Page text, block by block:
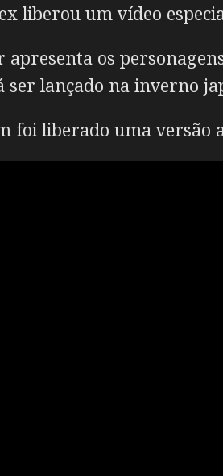
liberou um vídeo
apresenta os
ser lançado na inverno
foi liberado uma versão